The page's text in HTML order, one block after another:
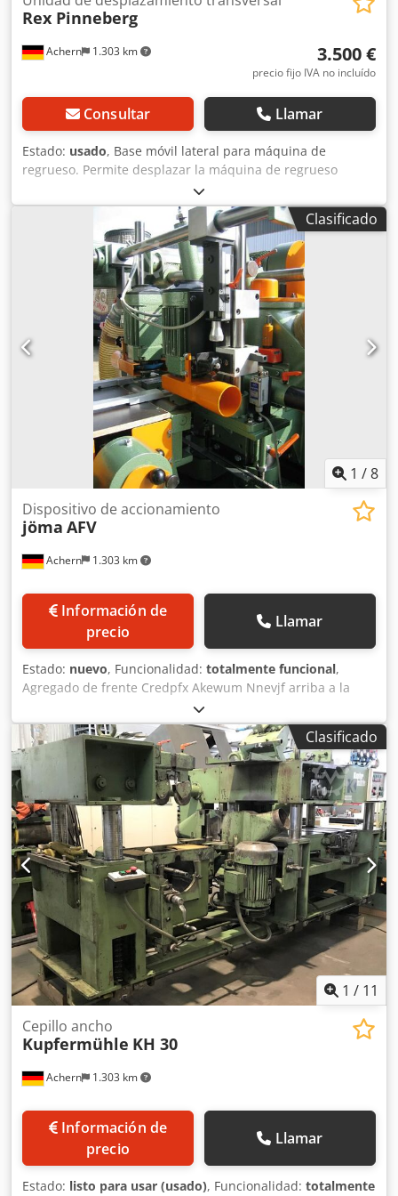
Achern 1.303 km
Rex Pinneberg
3.500 €
precio fijo IVA no incluído
Consultar Llamar
Estado: usado, Base móvil lateral para máquina de
regrueso. Permite desplazar la máquina de regrueso
lateralmente, lo que facilita el uso de las cuchillas de
regrueso a lo largo de toda su longitud y mantiene la línea
de referencia (guía). Máquina de regrueso REX con ajuste
transversal. Ajuste transversal de la máquina de regrueso
REX. Codeimz Egopfx Akvorf Réglage transversal de la
raboteuse REX. Longitud: 2850 mm / Anchura: 2600 mm /
Altura: 250 mm + soporte: 215 mm.
Clasificado
1 /8
Achern 1.303 km
Dispositivo de accionamiento
jöma AFV
Información de
precio
Llamar
Estado: nuevo, Funcionalidad: totalmente funcional,
Agregado de frente Credpfx Akewum Nnevjf arriba a la
derecha e izquierda apto para diferentes cepilladoras
Clasificado
1 / 11
Achern 1.303 km
Cepillo ancho
Kupfermühle KH 30
Información de
precio
Llamar
Estado: listo para usar (usado), Funcionalidad: totalmente